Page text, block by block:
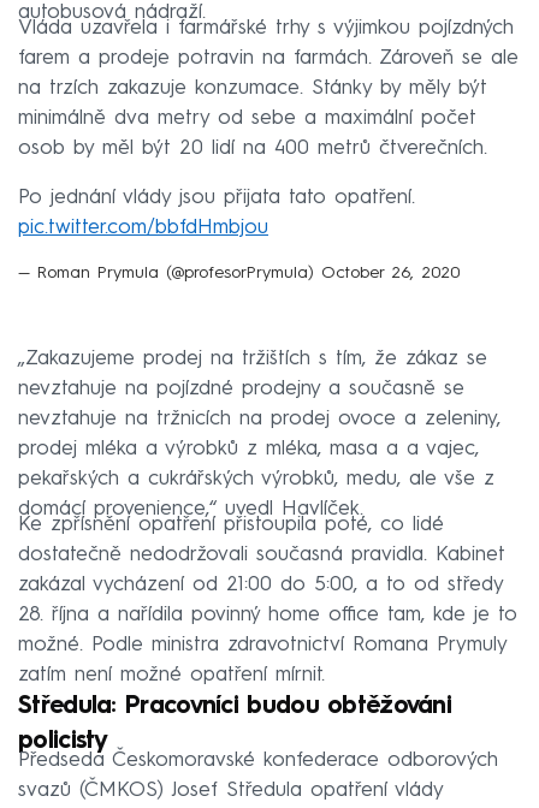
autobusová nádraží.
Vláda uzavřela i farmářské trhy s výjimkou pojízdných
farem a prodeje potravin na farmách. Zároveň se ale
na trzích zakazuje konzumace. Stánky by měly být
minimálně dva metry od sebe a maximální počet
osob by měl být 20 lidí na 400 metrů čtverečních.
Po jednání vlády jsou přijata tato opatření.
pic.twitter.com/bbfdHmbjou
— Roman Prymula (@profesorPrymula) October 26, 2020
„Zakazujeme prodej na tržištích s tím, že zákaz se
nevztahuje na pojízdné prodejny a současně se
nevztahuje na tržnicích na prodej ovoce a zeleniny,
prodej mléka a výrobků z mléka, masa a a vajec,
pekařských a cukrářských výrobků, medu, ale vše z
domácí provenience,“ uvedl Havlíček.
Ke zpřísnění opatření přistoupila poté, co lidé
dostatečně nedodržovali současná pravidla. Kabinet
zakázal vycházení od 21:00 do 5:00, a to od středy
28. října a nařídila povinný home office tam, kde je to
možné. Podle ministra zdravotnictví Romana Prymuly
zatím není možné opatření mírnit.
Středula: Pracovníci budou obtěžováni
policisty
Předseda Českomoravské konfederace odborových
svazů (ČMKOS) Josef Středula opatření vlády